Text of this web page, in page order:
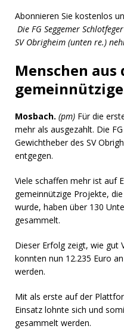
Abonnieren Sie kostenlos
Die FG Seggemer
SV Obrigheim (unten re.)
Menschen
Mosbach. (pm) Für die
mehr als ausgezahlt. Die
Gewichtheber des SV
entgegen.
Viele schaffen mehr ist auf
gemeinnützige Projekte,
wurde, haben über 130
gesammelt.
Dieser Erfolg zeigt, wie gut
konnten nun 12.235 Euro
werden.
Mit als erste auf der
Einsatz lohnte sich und
gesammelt werden.